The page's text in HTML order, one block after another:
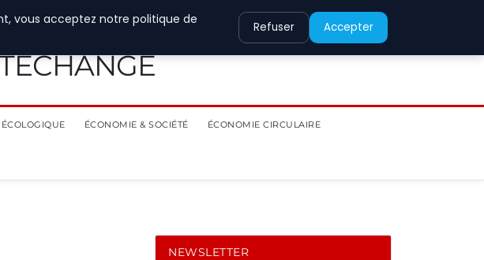
ÉCONOMIE & SOCIÉTÉ ÉCONOMIE CIRCULAIRE
NEWSLETTER
vous acceptez notre politique de
Refuser Accepter